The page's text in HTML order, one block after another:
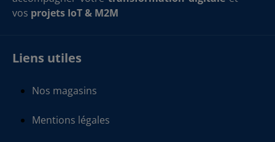
vos projets IoT & M2M
Liens utiles
Nos magasins
Mentions légales